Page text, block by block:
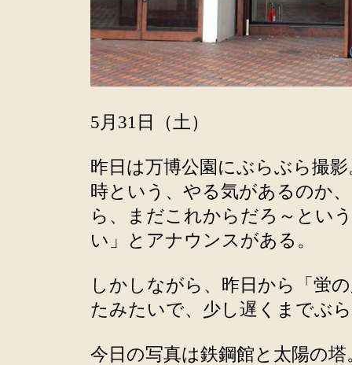
5月31日（土）
昨日は万博公園にぶらぶら撮
時という、やる気があるのか
ら、まだこれからだろ～とい
い」とアナウンスがある。
しかしながら、昨日から「蛍
たみたいで、少し遅くまでぶ
今日の写真は鉄鋼館と太陽の